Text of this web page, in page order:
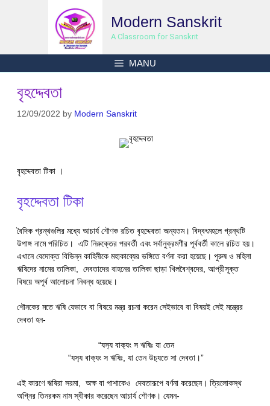
Modern Sanskrit
A Classroom for Sanskrit
MANU
বৃহদ্দেবতা
12/09/2022 by Modern Sanskrit
বৃহদ্দেবতা টিকা ।
বৃহদ্দেবতা টিকা
বৈদিক গ্রন্থগুলির মধ্যে আচার্য শৌণক রচিত বৃহদ্দেবতা অন্যতম। বিদ্বৎমহলে গ্রন্থটি
উপাঙ্গ নামে পরিচিত। এটি নিরুক্তের পরবর্তী এবং সর্বানুক্রমণীর পূর্ববর্তী কালে রচিত হয়।
এখানে বেদোক্ত বিভিন্ন কাহিনীকে মহাকাব্যের ভঙ্গিতে বর্ণনা করা হয়েছে। পুরুষ ও মহিলা
ঋষিদের নামের তালিকা, দেবতাদের বাহনের তালিকা ছাড়া খিলবৈশ্বদের, আপ্রীসূক্ত
বিষয়ে অপূর্ব আলোচনা নিবন্ধ হয়েছে।
শৌনকের মতে ঋষি যেভাবে বা বিষয়ে মন্ত্র রচনা করেন সেইভাবে বা বিষয়ই সেই মন্ত্রের
দেবতা হন-
“যস‍্য বাক‍্যং স ঋষিঃ যা তেন
“যস‍্য বাক‍্যং স ঋষিঃ, যা তেন উচ‍্যতে সা দেবতা।”
এই কারণে ঋষিরা সরমা, অক্ষ বা পাশাকেও দেবতারূপে বর্ণনা করেছেন। ত্রিলোকস্থ
অগ্নির তিনরকম নাম স্বীকার করেছেন আচার্য শৌণক। যেমন-